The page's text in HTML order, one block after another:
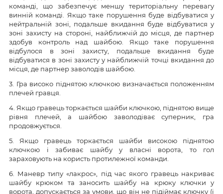
команді, що забезпечує меншу територіальну перевагу
винній команді. Якщо таке порушення буде відбуватися у
нейтральній зоні, подальше вкидання буде відбуватися у
зоні захисту на стороні, найближчій до місця, де партнер
здобув контроль над шайбою. Якщо таке порушення
відбулося в зоні захисту, подальше вкидання буде
відбуватися в зоні захисту у найближчій точці вкидання до
місця, де партнер заволодів шайбою.
3. Гра високо піднятою ключкою визначається положенням
плечей гравця.
4. Якщо гравець торкається шайби ключкою, піднятою вище
рівня плечей, а шайбою заволодіває суперник, гра
продовжується.
5. Якщо гравець торкається шайби високою піднятою
ключкою і забиває шайбу у власні ворота, то гол
зараховують на користь протилежної команди.
6. Маневр типу «лакрос», під час якого гравець накриває
шайбу крюком та заносить шайбу на крюку ключки у
ворота, допускається за умови, що він не підіймає ключку (і